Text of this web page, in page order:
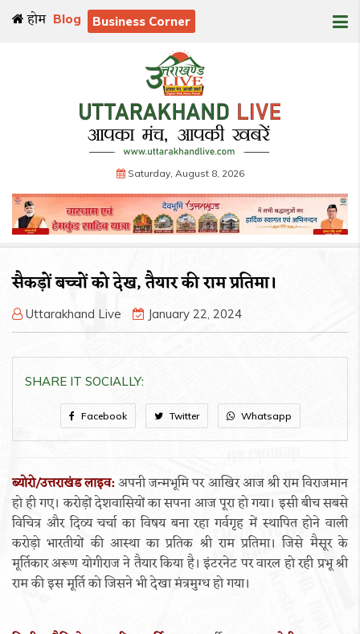
होम Blog Business Corner
Saturday, August 8, 2026
सैकड़ों बच्चों को देख, तैयार की राम प्रतिमा।
Uttarakhand Live January 22, 2024
SHARE IT SOCIALLY:
Facebook Twitter Whatsapp
ब्योरो/उत्तराखंड लाइव:अपनी जन्मभूमि पर आखिर आज श्री राम विराजमान
हो ही गए। करोड़ों देशवासियों का सपना आज पूरा हो गया। इसी बीच सबसे
विचित्र और दिव्य चर्चा का विषय बना रहा गर्वगृह में स्थापित होने वाली
करोड़ो भारतीयों की आस्था का प्रतिक श्री राम प्रतिमा। जिसे मैसूर के
मूर्तिकार अरूण योगीराज ने तैयार किया है। इंटरनेट पर वारल हो रही प्रभू श्री
राम की इस मूर्ति को जिसने भी देखा मंत्रमुग्ध हो गया।